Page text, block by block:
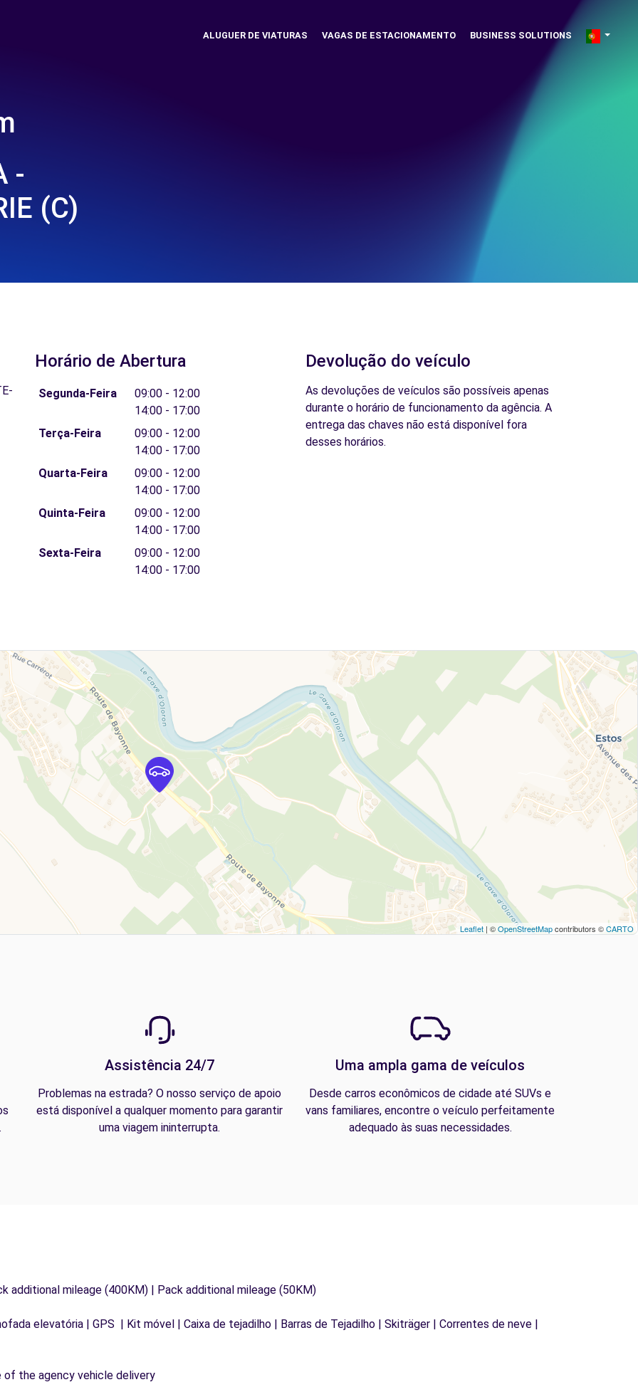
ALUGUER DE VIATURAS VAGAS DE ESTACIONAMENTO BUSINESS SOLUTIONS
-
(C)
Horário de Abertura
Segunda-Feira
09:00 - 12:00
14:00 - 17:00
Terça-Feira
09:00 - 12:00
14:00 - 17:00
Quarta-Feira
09:00 - 12:00
14:00 - 17:00
Quinta-Feira
09:00 - 12:00
14:00 - 17:00
Sexta-Feira
09:00 - 12:00
14:00 - 17:00
Devolução do veículo
As devoluções de veículos são possíveis apenas
durante o horário de funcionamento da agência. A
entrega das chaves não está disponível fora
desses horários.
Leaflet | ©OpenStreetMapcontributors ©CARTO
Assistência 24/7
Problemas na estrada? O nosso serviço de apoio
está disponível a qualquer momento para garantir
uma viagem ininterrupta.
Uma ampla gama de veículos
Desde carros econômicos de cidade até SUVs e
vans familiares, encontre o veículo perfeitamente
adequado às suas necessidades.
additional mileage (400KM) | Pack additional mileage (50KM)
elevatória | GPS | Kit móvel | Caixa de tejadilho | Barras de Tejadilho | Skiträger | Correntes de neve |
the agency vehicle delivery